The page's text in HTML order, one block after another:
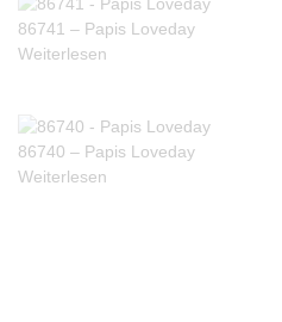
86741 – Papis Loveday
Weiterlesen
86740 – Papis Loveday
Weiterlesen